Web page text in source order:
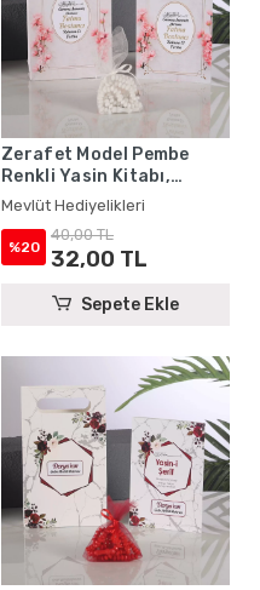
Zerafet Model Pembe
Renkli Yasin Kitabı,
Karton Çanta ve Tesbih -
Mevlüt Hediyelikleri
Mevlüt Hediyelikleri
%20
40,00 TL
32,00 TL
Sepete Ekle